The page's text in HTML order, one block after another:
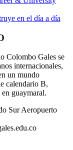
en el día a día
Colombo Gales se
internacionales,
un mundo
calendario B,
guaymaral.
Sur Aeropuerto